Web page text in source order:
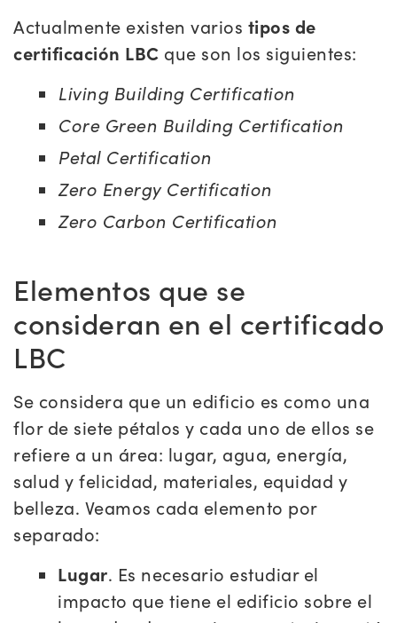
Actualmente existen varios tipos de
certificación LBC que son los siguientes:
Living Building Certification
Core Green Building Certification
Petal Certification
Zero Energy Certification
Zero Carbon Certification
Elementos que se
consideran en el certificado
LBC
Se considera que un edificio es como una
flor de siete pétalos y cada uno de ellos se
refiere a un área: lugar, agua, energía,
salud y felicidad, materiales, equidad y
belleza. Veamos cada elemento por
separado:
Lugar. Es necesario estudiar el
impacto que tiene el edificio sobre el